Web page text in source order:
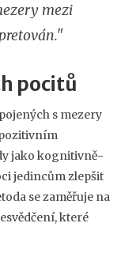
mezi
pocitů
s mezery
jako kognitivně-
jedincům zlepšit
se zaměřuje na
které